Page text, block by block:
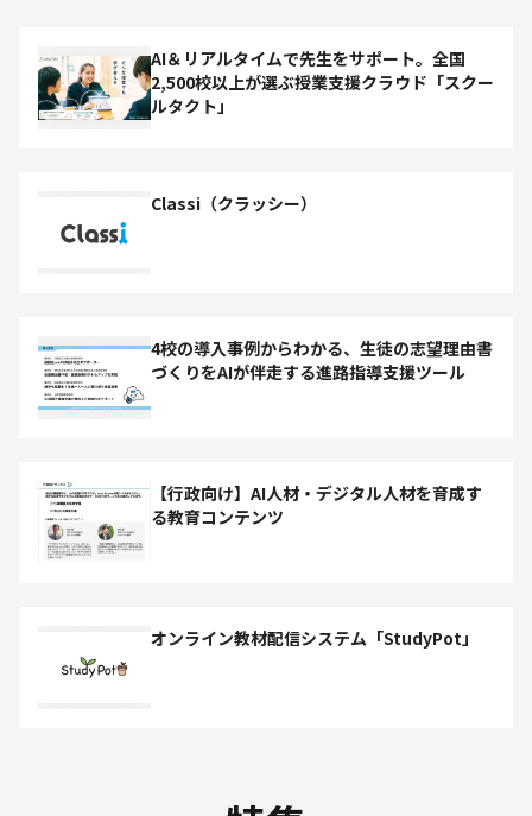
AI＆リアルタイムで先生をサポート。全国
2,500校以上が選ぶ授業支援クラウド「スクー
ルタクト」
Classi（クラッシー）
4校の導入事例からわかる、生徒の志望理由書
づくりをAIが伴走する進路指導支援ツール
【行政向け】AI人材・デジタル人材を育成す
る教育コンテンツ
オンライン教材配信システム「StudyPot」